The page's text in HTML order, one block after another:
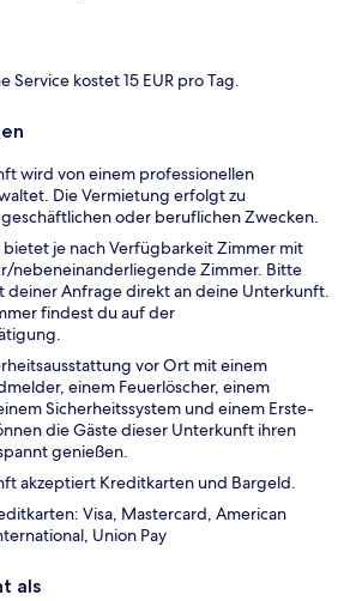
Service kostet 15 EUR pro Tag.
wird von einem professionellen
Die Vermietung erfolgt zu
oder beruflichen Zwecken.
je nach Verfügbarkeit Zimmer mit
nebeneinanderliegende Zimmer. Bitte
deiner Anfrage direkt an deine Unterkunft.
findest du auf der
vor Ort mit einem
einem Feuerlöscher, einem
Sicherheitssystem und einem Erste-
die Gäste dieser Unterkunft ihren
genießen.
akzeptiert Kreditkarten und Bargeld.
Visa, Mastercard, American
Union Pay
als